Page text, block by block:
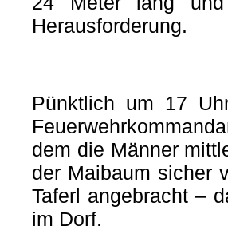
Herausforderung.
Pünktlich um 17
dem die Männer
der Maibaum sicher
Taferl angebracht –
im Dorf.